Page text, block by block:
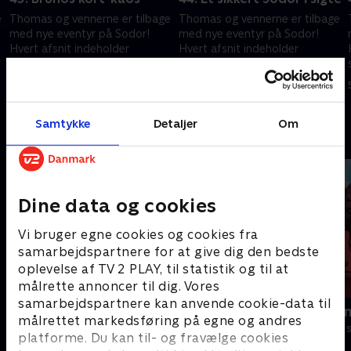
Samtykke Detaljer Om
Dine data og cookies
Vi bruger egne cookies og cookies fra
samarbejdspartnere for at give dig den bedste
oplevelse af TV 2 PLAY, til statistik og til at
målrette annoncer til dig. Vores
samarbejdspartnere kan anvende cookie-data til
målrettet markedsføring på egne og andres
platforme. Du kan til- og fravælge cookies
Thomas og vennerne er tilbage
med nye eventyr på Sodor!
Hvert afsnit indeholder
Thomas og vennerne er tilbage
med nye eventyr på Sodor!
Hvert afsnit indeholder
interaktivt format, der
5. februar 2025 • 10 min
Gurli Gris
Børneserier • 4 sæsoner
Rasmus
Børneserier • 3